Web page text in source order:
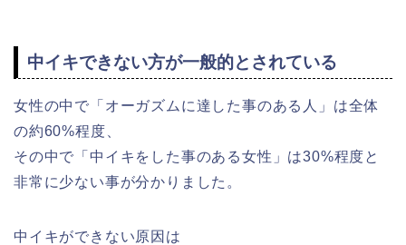
中イキできない方が一般的とされている
女性の中で「オーガズムに達した事のある人」は全体
の約60%程度、
その中で「中イキをした事のある女性」は30%程度と
非常に少ない事が分かりました。
中イキができない原因は